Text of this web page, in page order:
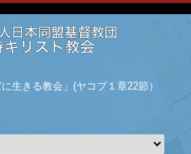
生きる教会」(ヤコブ１章22節）